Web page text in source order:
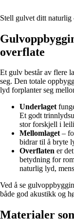
Stell gulvet ditt
overflate
Et gulv består av flere
seg. Den totale
lyd forplanter seg
Underlaget
Et godt
stor forskjell i
Mellomlaget–
bidrar til å bryte
Overflaten er
betydning for
naturlig lyd,
Ved å se
både god akustikk og
Materialer